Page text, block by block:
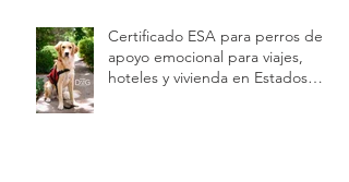
Certificado ESA para gatos de
apoyo emocional con validez
internacional para viajes, vivienda